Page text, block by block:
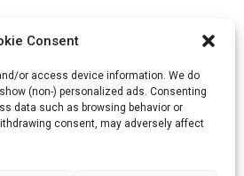
Consent
or access device information. We do
(non-) personalized ads. Consenting
data such as browsing behavior or
consent, may adversely affect